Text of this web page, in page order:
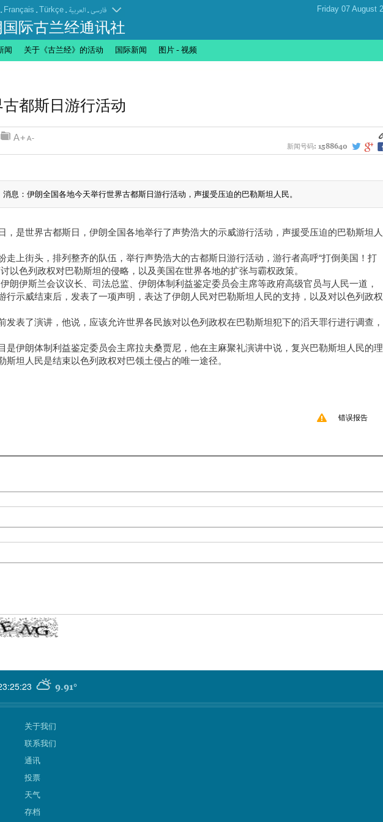
. Français . Türkçe . العربیة.فارسی
际古兰经通讯社
闻 关于《古兰经》的活动 国际新闻 图片 - 视频
都斯日游行活动
新闻号码: 1588640
息：伊朗全国各地今天举行世界古都斯日游行活动，声援受压迫的巴勒斯坦人民。
，是世界古都斯日，伊朗全国各地举行了声势浩大的示威游行活动，声援受压迫的巴勒斯坦人
走上街头，排列整齐的队伍，举行声势浩大的古都斯日游行活动，游行者高呼“打倒美国！打
以色列政权对巴勒斯坦的侵略，以及美国在世界各地的扩张与霸权政策。
朗伊斯兰会议议长、司法总监、伊朗体制利益鉴定委员会主席等政府高级官员与人民一道，
行示威结束后，发表了一项声明，表达了伊朗人民对巴勒斯坦人民的支持，以及对以色列政权
发表了演讲，他说，应该允许世界各民族对以色列政权在巴勒斯坦犯下的滔天罪行进行调查，
是伊朗体制利益鉴定委员会主席拉夫桑贾尼，他在主麻聚礼演讲中说，复兴巴勒斯坦人民的理
斯坦人民是结束以色列政权对巴领土侵占的唯一途径。
错误报告
9.91°
关于我们
联系我们
通讯
投票
天气
存档